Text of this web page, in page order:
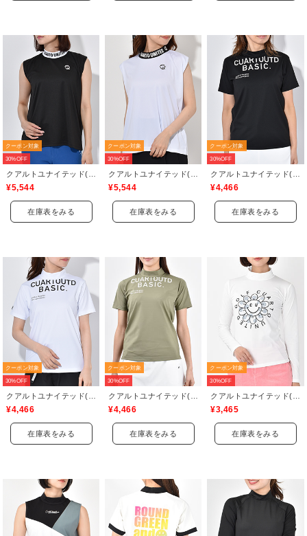
クーポン対象
30%OFF
¥5,544
在庫表をみる
クーポン対象
30%OFF
¥5,544
在庫表をみる
クーポン対象
30%OFF
¥4,466
在庫表をみる
クーポン対象
30%OFF
¥4,466
在庫表をみる
クーポン対象
30%OFF
¥4,466
在庫表をみる
クーポン対象
30%OFF
¥3,465
在庫表をみる